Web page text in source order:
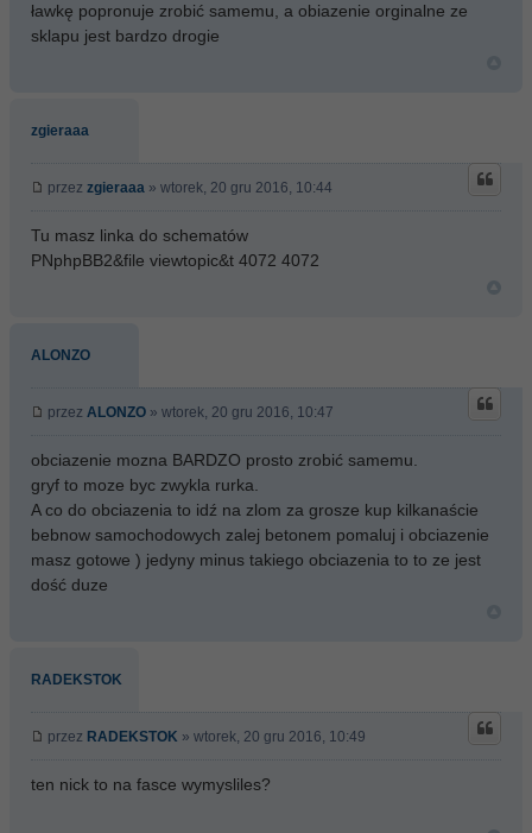
ławkę popronuje zrobić samemu, a obiazenie orginalne ze
sklapu jest bardzo drogie
zgieraaa
przez zgieraaa » wtorek, 20 gru 2016, 10:44
Tu masz linka do schematów
PNphpBB2&file viewtopic&t 4072 4072
ALONZO
przez ALONZO » wtorek, 20 gru 2016, 10:47
obciazenie mozna BARDZO prosto zrobić samemu.
gryf to moze byc zwykla rurka.
A co do obciazenia to idź na zlom za grosze kup kilkanaście
bebnow samochodowych zalej betonem pomaluj i obciazenie
masz gotowe ) jedyny minus takiego obciazenia to to ze jest
dość duze
RADEKSTOK
przez RADEKSTOK » wtorek, 20 gru 2016, 10:49
ten nick to na fasce wymysliles?